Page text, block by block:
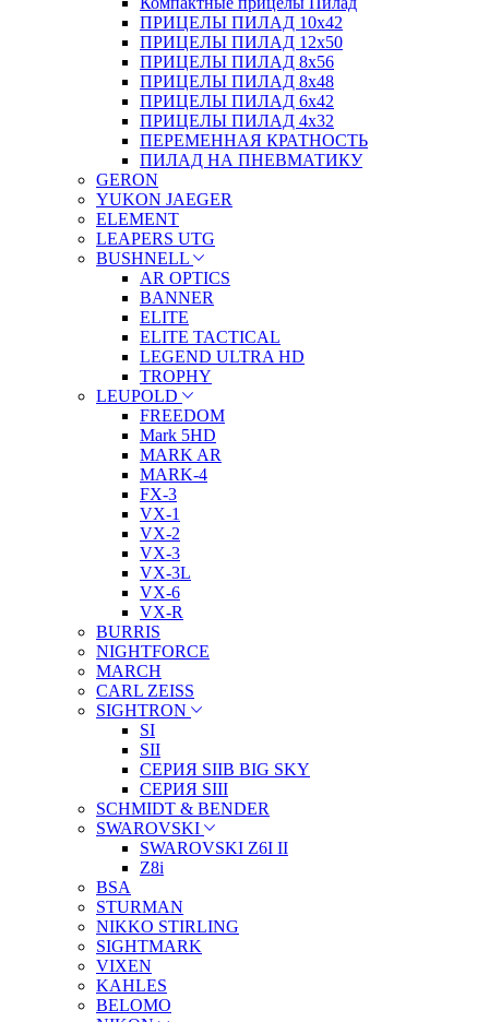
ПРИЦЕЛЫ ПИЛАД 10х42
ПРИЦЕЛЫ ПИЛАД 12х50
ПРИЦЕЛЫ ПИЛАД 8х56
ПРИЦЕЛЫ ПИЛАД 8х48
ПРИЦЕЛЫ ПИЛАД 6х42
ПРИЦЕЛЫ ПИЛАД 4х32
ПЕРЕМЕННАЯ КРАТНОСТЬ
ПИЛАД НА ПНЕВМАТИКУ
GERON
YUKON JAEGER
ELEMENT
LEAPERS UTG
BUSHNELL
AR OPTICS
BANNER
ELITE
ELITE TACTICAL
LEGEND ULTRA HD
TROPHY
LEUPOLD
FREEDOM
Mark 5HD
MARK AR
MARK-4
FX-3
VX-1
VX-2
VX-3
VX-3L
VX-6
VX-R
BURRIS
NIGHTFORCE
MARCH
CARL ZEISS
SIGHTRON
SI
SII
СЕРИЯ SIIB BIG SKY
СЕРИЯ SIII
SCHMIDT & BENDER
SWAROVSKI
SWAROVSKI Z6I II
Z8i
BSA
STURMAN
NIKKO STIRLING
SIGHTMARK
VIXEN
KAHLES
BELOMO